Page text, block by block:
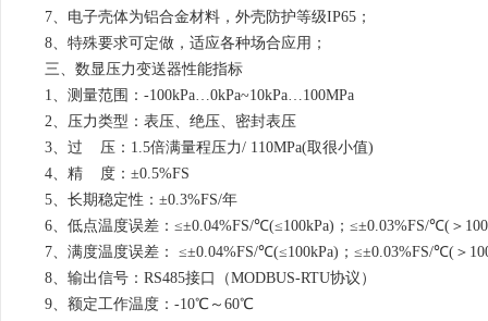
7、电子壳体为铝合金材料，外壳防护等级IP65；
8、特殊要求可定做，适应各种场合应用；
三、数显压力变送器性能指标
1、测量范围：-100kPa…0kPa~10kPa…100MPa
2、压力类型：表压、绝压、密封表压
3、过 压：1.5倍满量程压力/ 110MPa(取很小值)
4、精 度：±0.5%FS
5、长期稳定性：±0.3%FS/年
6、低点温度误差：≤±0.04%FS/℃(≤100kPa)；≤±0.03%FS/℃(＞
7、满度温度误差： ≤±0.04%FS/℃(≤100kPa)；≤±0.03%FS/℃(＞
8、输出信号：RS485接口（MODBUS-RTU协议）
9、额定工作温度：-10℃～60℃